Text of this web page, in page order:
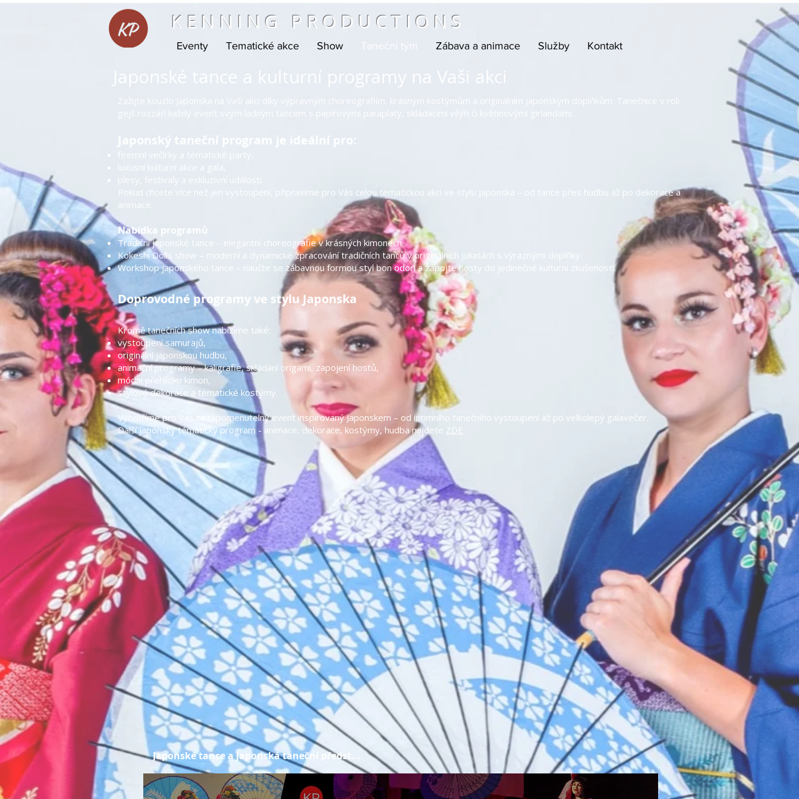
Japonské tance a kulturní programy na Vaši akci
Zažijte kouzlo Japonska na Vaší akci díky výpravným choreografiím, krásným kostýmům a originálním japonským doplňkům. Tanečnice v roli
gejš rozzáří každý event svým ladným tancem s papírovými paraplaty, skládacími vějíři či květinovými girlandami.
Japonský taneční program je ideální pro:
firemní večírky a tématické party,
luxusní kulturní akce a gala,
plesy, festivaly a exkluzivní události.
Pokud chcete více než jen vystoupení, připravíme pro Vás celou tematickou akci ve stylu Japonska – od tance přes hudbu až po dekorace a
animace.
Nabídka programů
Tradiční japonské tance – elegantní choreografie v krásných kimonech.
Kokeshi Dolls show – moderní a dynamické zpracování tradičních tanců v originálních jukatách s výraznými doplňky.
Workshop japonského tance – naučte se zábavnou formou styl bon odori a zapojte hosty do jedinečné kulturní zkušenosti.
Doprovodné programy ve stylu Japonska
Kromě tanečních show nabízíme také:
vystoupení samurajů,
originální japonskou hudbu,
animační programy – kaligrafie, skládání origami, zapojení hostů,
módní přehlídku kimon,
stylové dekorace a tematické kostýmy.
Vytvoříme pro Vás nezapomenutelný event inspirovaný Japonskem – od intimního tanečního vystoupení až po velkolepý galavečer.
Další japonský tématický program - animace, dekorace, kostýmy, hudba najdete ZDE
Japonské tance a japonská taneční předst...
Eventy Tematické akce Show Taneční tým Zábava a animace Služby Kontakt
KENNING PRODUCTIONS